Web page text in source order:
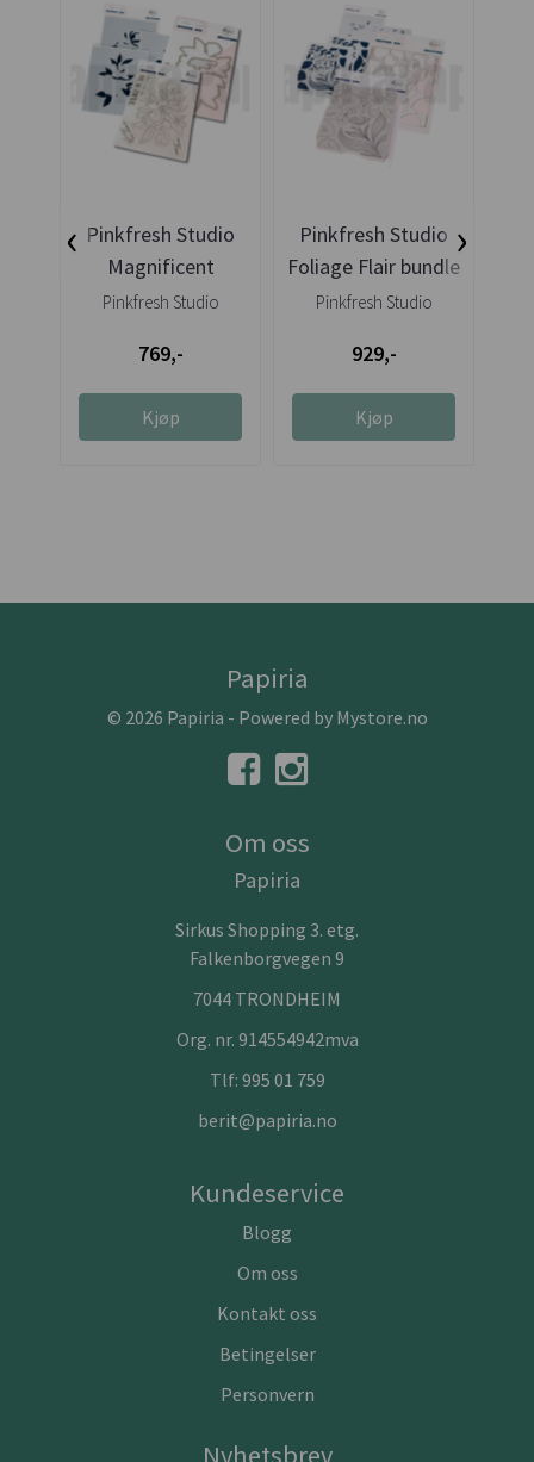
Pinkfresh Studio
Magnificent
Magnolia bundle
Pinkfresh Studio
769,-
Kjøp
Pinkfresh Studio
Foliage Flair bundle
Pinkfresh Studio
929,-
Kjøp
‹ ›
Papiria
© 2026 Papiria - Powered by Mystore.no
Om oss
Papiria
Sirkus Shopping 3. etg.
Falkenborgvegen 9
7044 TRONDHEIM
Org. nr. 914554942mva
Tlf: 995 01 759
berit@papiria.no
Kundeservice
Blogg
Om oss
Kontakt oss
Betingelser
Personvern
Nyhetsbrev